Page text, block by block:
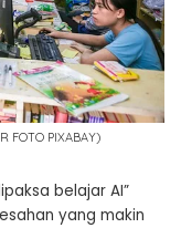
FOTO PIXABAY)
belajar AI”
yang makin